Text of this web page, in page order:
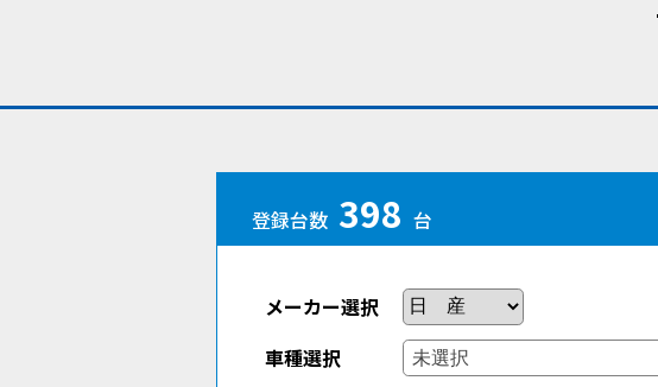
登録台数 398 台
メーカー選択
車種選択